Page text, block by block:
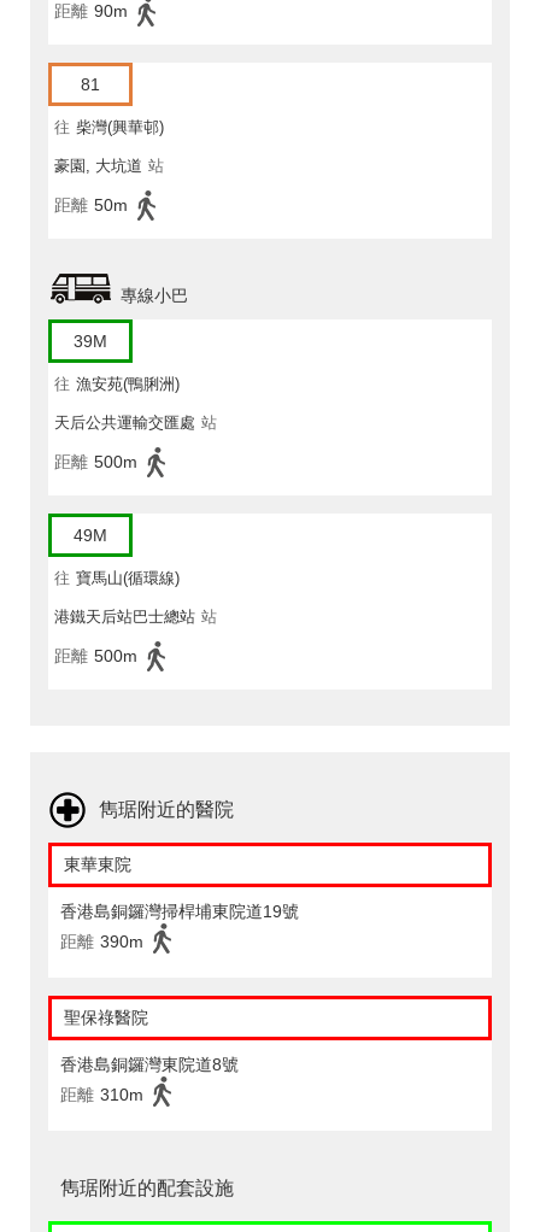
距離 90m
81
往 柴灣(興華邨)
豪園, 大坑道 站
距離 50m
專線小巴
39M
往 漁安苑(鴨脷洲)
天后公共運輸交匯處 站
距離 500m
49M
往 寶馬山(循環線)
港鐵天后站巴士總站 站
距離 500m
雋琚附近的醫院
東華東院
香港島銅鑼灣掃桿埔東院道19號
距離 390m
聖保祿醫院
香港島銅鑼灣東院道8號
距離 310m
雋琚附近的配套設施